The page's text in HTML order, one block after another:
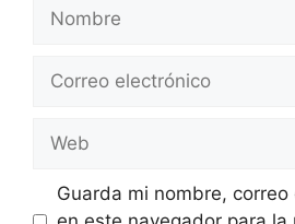
electrónico
Guarda mi nombre,